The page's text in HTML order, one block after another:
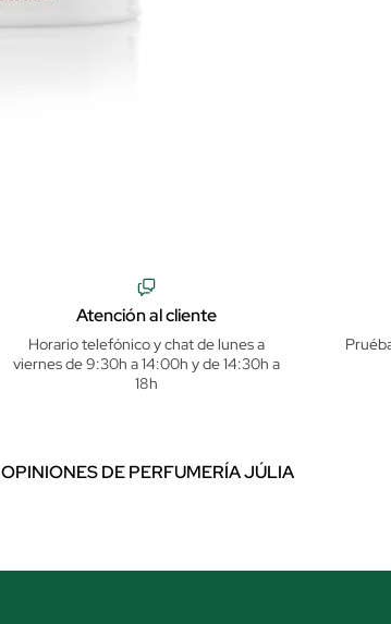
Atención al cliente
Horario telefónico y chat de lunes a
viernes de 9:30h a 14:00h y de 14:30h a
18h
OPINIONES DE PERFUMERÍA JÚLIA